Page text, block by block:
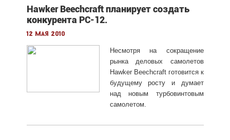
Hawker Beechcraft планирует создать
конкурента PC-12.
12 мая 2010
Несмотря на сокращение
рынка деловых самолетов
Hawker Beechcraft готовится к
будущему росту и думает
над новым турбовинтовым
самолетом.